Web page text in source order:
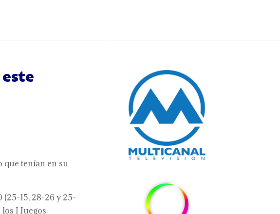
que tenían en su
15, 28-26 y 25-
I Juegos